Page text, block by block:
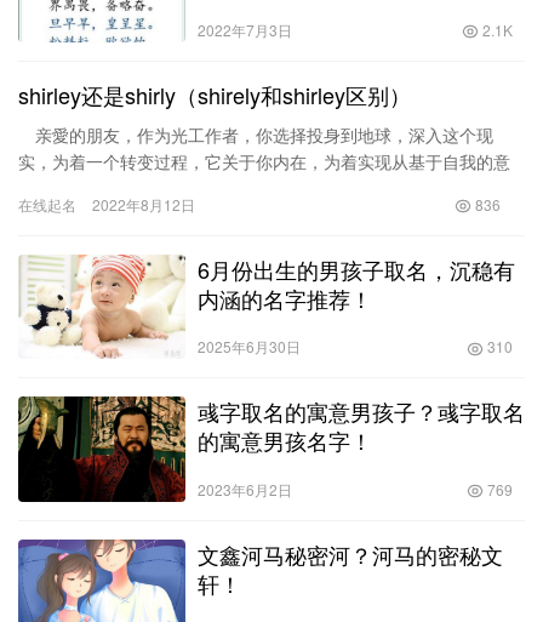
2022年7月3日 2.1K
shirley还是shirly（shirely和shirley区别）
亲愛的朋友，作为光工作者，你选择投身到地球，深入这个现
实，为着一个转变过程，它关于你内在，为着实现从基于自我的意
张、释…
在线起名 2022年8月12日 836
6月份出生的男孩子取名，沉稳有
内涵的名字推荐！
2025年6月30日 310
彧字取名的寓意男孩子？彧字取名
的寓意男孩名字！
2023年6月2日 769
文鑫河马秘密河？河马的密秘文
轩！